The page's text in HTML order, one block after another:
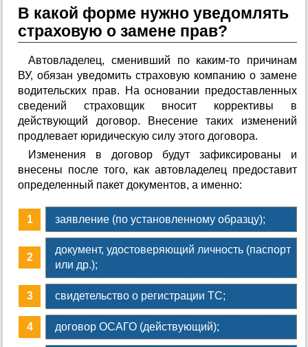
В какой форме нужно уведомлять
страховую о замене прав?
Автовладелец, сменивший по каким-то причинам
ВУ, обязан уведомить страховую компанию о замене
водительских прав. На основании предоставленных
сведений страховщик вносит коррективы в
действующий договор. Внесение таких изменений
продлевает юридическую силу этого договора.
Изменения в договор будут зафиксированы и
внесены после того, как автовладелец предоставит
определенный пакет документов, а именно:
заявление (по установленному образцу);
документ, удостоверяющий личность (паспорт
или др.);
свидетельство о регистрации ТС;
договор ОСАГО (действующий);